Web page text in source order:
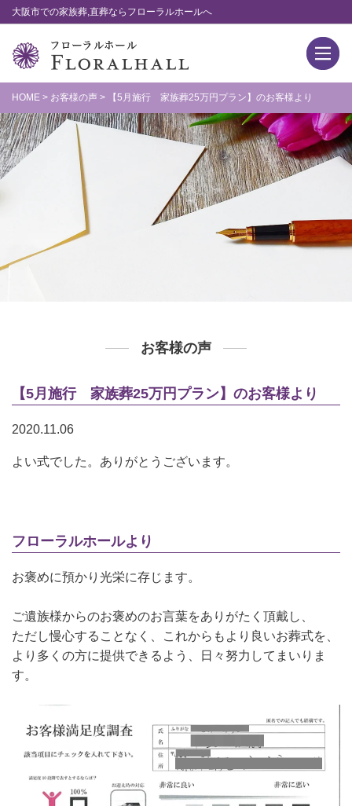
大阪市での家族葬,直葬ならフローラルホールへ
HOME > お客様の声 > 【5月施行 家族葬25万円プラン】のお客様より
お客様の声
【5月施行 家族葬25万円プラン】のお客様より
2020.11.06
よい式でした。ありがとうございます。
フローラルホールより
お褒めに預かり光栄に存じます。
ご遺族様からのお褒めのお言葉をありがたく頂戴し、
ただし慢心することなく、これからもより良いお葬式を、
より多くの方に提供できるよう、日々努力してまいりま
す。